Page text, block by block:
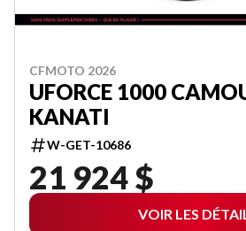
CFMOTO 2026
UFORCE 1000
KANATI
W-GET-10686
21 924 $
VOIR LES